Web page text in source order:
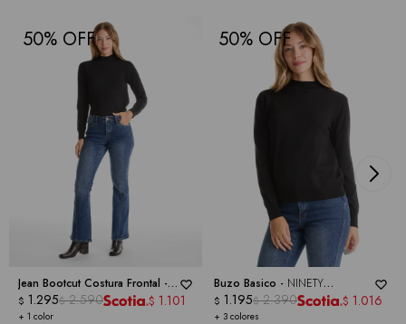
50
Jean Bootcut Costura Frontal -
ROYALTY COLLECTION
+ 1 color
$ 1.295$ 2.590 $ 1.101
50
Buzo Basico - NINETY
CLOTHING
+ 3 colores
$ 1.195$ 2.390 $ 1.016